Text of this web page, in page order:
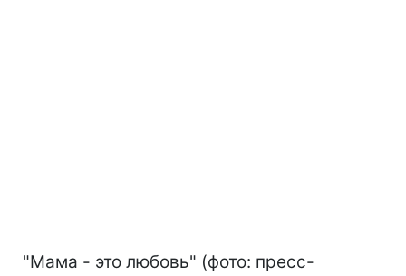
"Мама - это любовь" (фото: пресс-